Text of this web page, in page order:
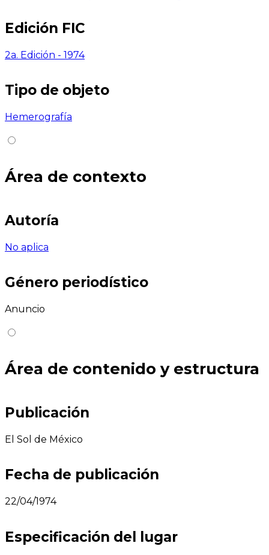
Edición FIC
2a. Edición - 1974
Tipo de objeto
Hemerografía
Área de contexto
Autoría
No aplica
Género periodístico
Anuncio
Área de contenido y estructura
Publicación
El Sol de México
Fecha de publicación
22/04/1974
Especificación del lugar